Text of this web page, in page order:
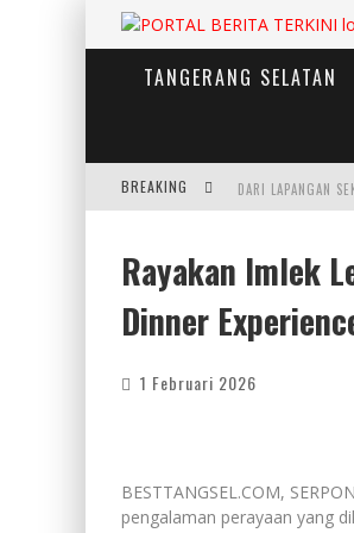
TANGERANG SELATAN
BREAKING
Rayakan Imlek
Dinner
1 Februari 2026
BESTTANGSEL.COM,
pengalaman perayaan yang